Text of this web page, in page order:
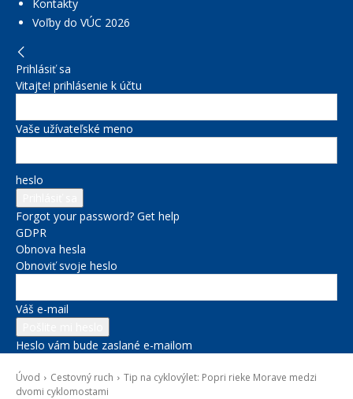
Kontakty
Voľby do VÚC 2026
Prihlásiť sa
Vitajte! prihlásenie k účtu
Vaše užívateľské meno
heslo
Forgot your password? Get help
GDPR
Obnova hesla
Obnoviť svoje heslo
Váš e-mail
Heslo vám bude zaslané e-mailom
Úvod Cestovný ruch
Tip na cyklovýlet: Popri rieke Morave medzi
dvomi cyklomostami